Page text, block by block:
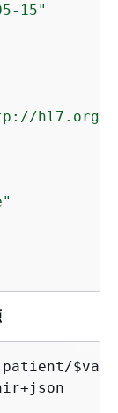
15"
hl7.org/
patient/